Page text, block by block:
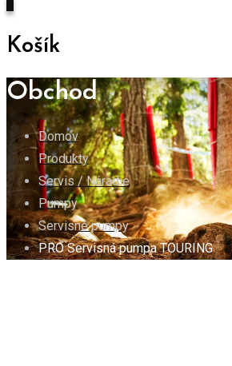
Košík
Obchod
Domov
Produkty
Servis / Náradie
Pumpy
Servisné pumpy
PRO Servisná pumpa TOURING